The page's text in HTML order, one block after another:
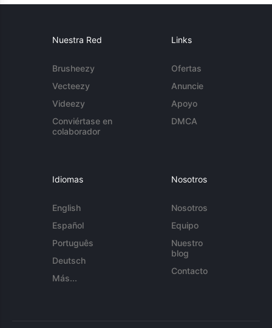
Nuestra Red
Brusheezy
Vecteezy
Videezy
Conviértase en
colaborador
Links
Ofertas
Anuncie
Apoyo
DMCA
Idiomas
English
Español
Português
Deutsch
Más...
Nosotros
Nosotros
Equipo
Nuestro
blog
Contacto